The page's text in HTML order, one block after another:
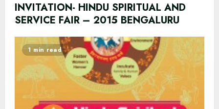
INVITATION- HINDU SPIRITUAL AND
SERVICE FAIR – 2015 BENGALURU
1 min read